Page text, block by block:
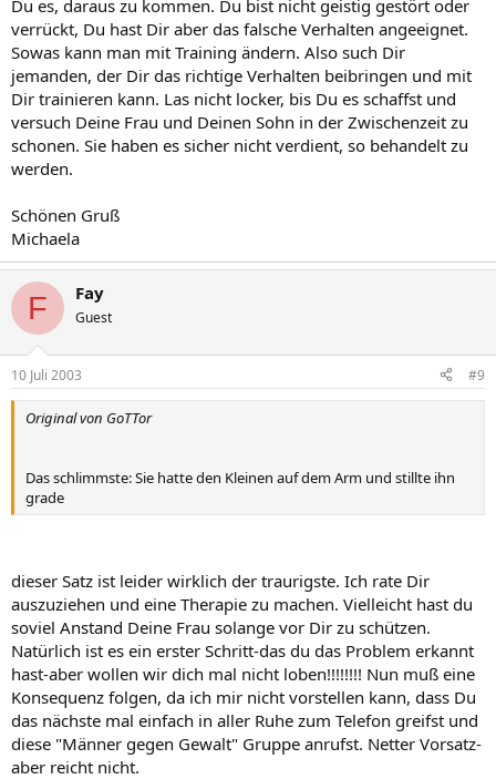
Du es, daraus zu kommen. Du bist nicht geistig gestört oder
verrückt, Du hast Dir aber das falsche Verhalten angeeignet.
Sowas kann man mit Training ändern. Also such Dir
jemanden, der Dir das richtige Verhalten beibringen und mit
Dir trainieren kann. Las nicht locker, bis Du es schaffst und
versuch Deine Frau und Deinen Sohn in der Zwischenzeit zu
schonen. Sie haben es sicher nicht verdient, so behandelt zu
werden.
Schönen Gruß
Michaela
F Fay
Guest
10 Juli 2003 #9
Original von GoTTor
Das schlimmste: Sie hatte den Kleinen auf dem Arm und stillte ihn
grade
dieser Satz ist leider wirklich der traurigste. Ich rate Dir
auszuziehen und eine Therapie zu machen. Vielleicht hast du
soviel Anstand Deine Frau solange vor Dir zu schützen.
Natürlich ist es ein erster Schritt-das du das Problem erkannt
hast-aber wollen wir dich mal nicht loben!!!!!!!! Nun muß eine
Konsequenz folgen, da ich mir nicht vorstellen kann, dass Du
das nächste mal einfach in aller Ruhe zum Telefon greifst und
diese "Männer gegen Gewalt" Gruppe anrufst. Netter Vorsatz-
aber reicht nicht.